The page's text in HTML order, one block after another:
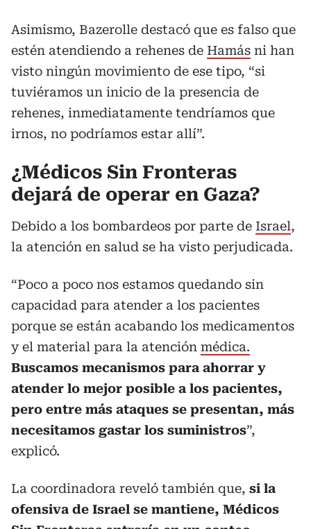
Asimismo, Bazerolle destacó que es falso que
estén atendiendo a rehenes de Hamás ni han
visto ningún movimiento de ese tipo, “si
tuviéramos un inicio de la presencia de
rehenes, inmediatamente tendríamos que
irnos, no podríamos estar allí”.
¿Médicos Sin Fronteras
dejará de operar en Gaza?
Debido a los bombardeos por parte de Israel,
la atención en salud se ha visto perjudicada.
“Poco a poco nos estamos quedando sin
capacidad para atender a los pacientes
porque se están acabando los medicamentos
y el material para la atención médica.
Buscamos mecanismos para ahorrar y
atender lo mejor posible a los pacientes,
pero entre más ataques se presentan, más
necesitamos gastar los suministros”,
explicó.
La coordinadora reveló también que, si la
ofensiva de Israel se mantiene, Médicos